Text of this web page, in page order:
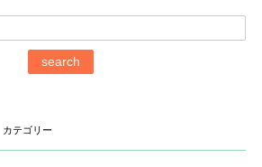
search
カテゴリー